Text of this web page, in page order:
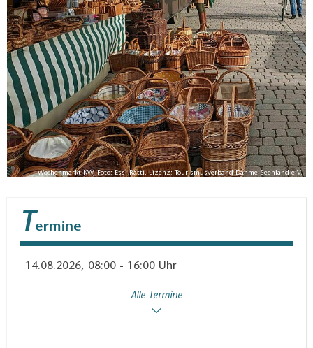
Wochenmarkt KW, Foto: Essi Rätti, Lizenz: Tourismusverband Dahme-Seenland e.V.
T ermine
14.08.2026, 08:00 - 16:00 Uhr
Alle Termine